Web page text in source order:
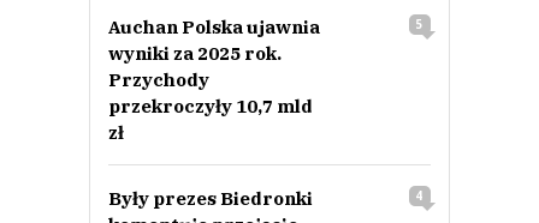
Auchan Polska ujawnia
wyniki za 2025 rok.
Przychody
przekroczyły 10,7 mld
zł
5
Były prezes Biedronki
4